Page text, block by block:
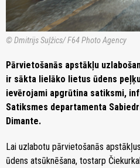
© Dmitrijs Suļžics/ F64 Photo Agency
Pārvietošanās apstākļu
ir sākta lielāko lietus ūdens
ievērojami apgrūtina satiksmi,
Satiksmes departamenta
Dimante.
Lai uzlabotu pārvietošanās
ūdens atsūknēšana, tostarp